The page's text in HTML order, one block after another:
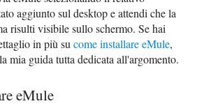
aggiunto sul desktop e attendi che la
risulti visibile sullo schermo. Se hai
in più sucome installare eMule,
mia guida tutta dedicata all'argomento.
eMule